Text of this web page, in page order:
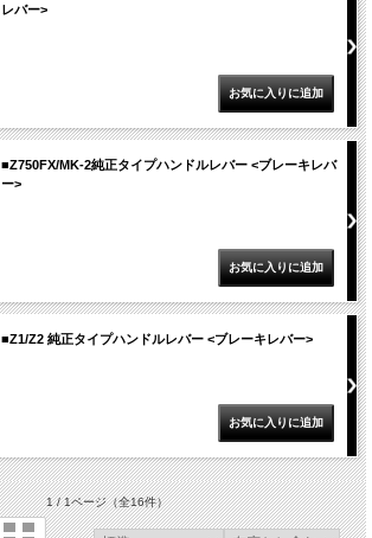
レバー>
■Z750FX/MK-2純正タイプハンドルレバー <ブレーキレバ
ー>
■Z1/Z2 純正タイプハンドルレバー <ブレーキレバー>
1 / 1ページ（全16件）